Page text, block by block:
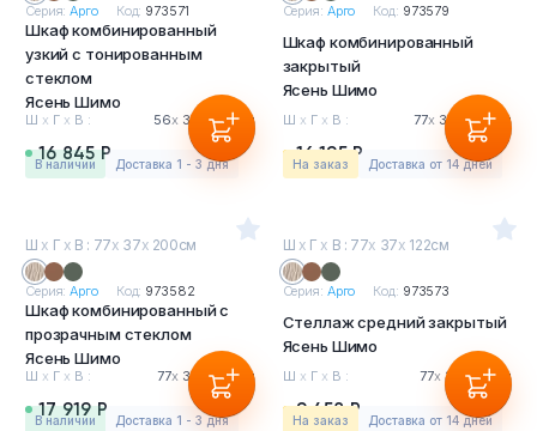
Серия:Арго Код: 973571
Шкаф комбинированный
узкий с тонированным
стеклом
Ясень Шимо
Ш х Г х В : 56х37 200см
16 845 Р
в наличии Доставка 1 - 3 дня
Серия: Арго Код: 973579
Шкаф комбинированный
закрытый
Ясень Шимо
Ш х Г х В : 77х 37 200см
16 195 Р
На заказ Доставка от 14 дней
Ш х Г х В : 77х 37х 200см
Серия:Арго Код: 973582
Шкаф комбинированный с
прозрачным стеклом
Ясень Шимо
Ш х Г х В : 77х37 200см
17 919 Р
в наличии Доставка 1 - 3 дня
Ш х Г х В : 77х 37х 122см
Серия: Арго Код: 973573
Стеллаж средний закрытый
Ясень Шимо
Ш х Г х В : 77х 37 х122см
9 458 Р
На заказ Доставка от 14 дней